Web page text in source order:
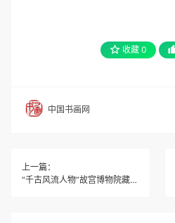
收藏 0
中国书画网
上一篇：
“千古风流人物”故宫博物院藏苏轼主题书画特展